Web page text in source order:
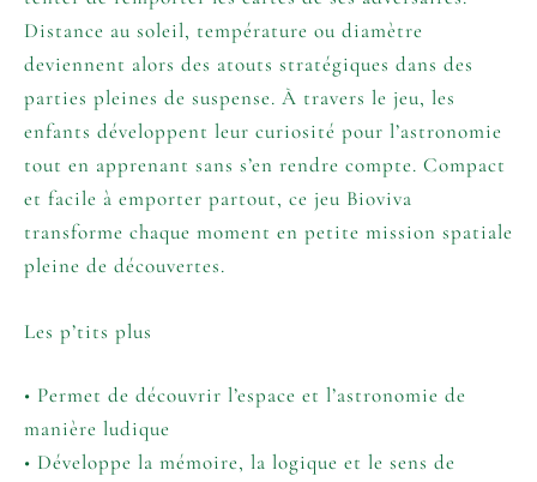
Distance au soleil, température ou diamètre
deviennent alors des atouts stratégiques dans des
parties pleines de suspense. À travers le jeu, les
enfants développent leur curiosité pour l’astronomie
tout en apprenant sans s’en rendre compte. Compact
et facile à emporter partout, ce jeu Bioviva
transforme chaque moment en petite mission spatiale
pleine de découvertes.
Les p’tits plus
• Permet de découvrir l’espace et l’astronomie de
manière ludique
• Développe la mémoire, la logique et le sens de